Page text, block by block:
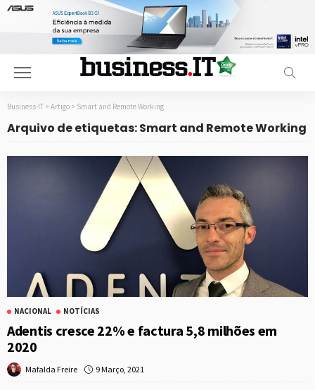
Business-IT > Artigo > Smart and Remote Working
Arquivo de etiquetas: Smart and Remote Working
NACIONAL NOTÍCIAS
Adentis cresce 22% e factura 5,8 milhões em
2020
Mafalda Freire 9 Março, 2021